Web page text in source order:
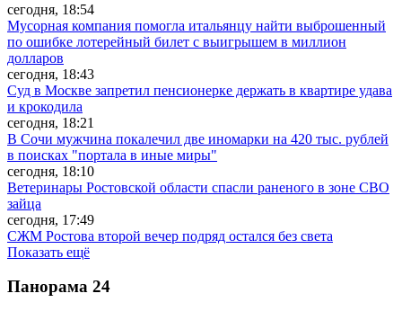
сегодня, 18:54
Мусорная компания помогла итальянцу найти выброшенный
по ошибке лотерейный билет с выигрышем в миллион
долларов
сегодня, 18:43
Суд в Москве запретил пенсионерке держать в квартире удава
и крокодила
сегодня, 18:21
В Сочи мужчина покалечил две иномарки на 420 тыс. рублей
в поисках "портала в иные миры"
сегодня, 18:10
Ветеринары Ростовской области спасли раненого в зоне СВО
зайца
сегодня, 17:49
СЖМ Ростова второй вечер подряд остался без света
Показать ещё
Панорама 24